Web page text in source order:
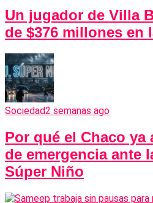
Un jugador de Villa
de $376 millones en
Sociedad2 semanas ago
Por qué el Chaco
de emergencia ante
Súper Niño